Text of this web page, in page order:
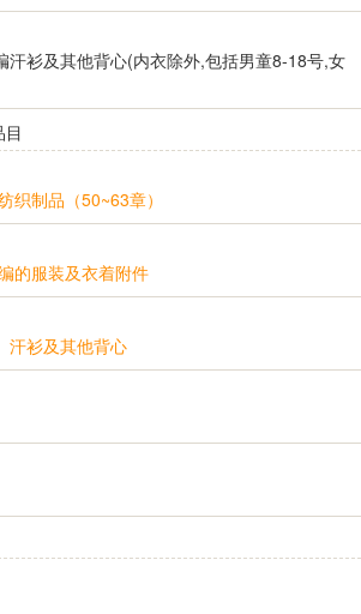
汗衫及其他背心(内衣除外,包括男童8-18号,女
织制品（50~63章）
的服装及衣着附件
汗衫及其他背心